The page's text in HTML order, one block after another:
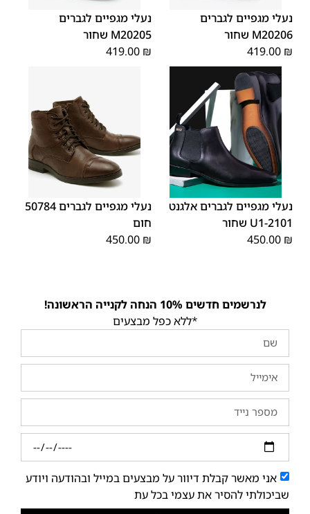
נעלי מגפיים לגברים
M20206 שחור
419.00 ₪
נעלי מגפיים לגברים
M20205 שחור
419.00 ₪
39
42
43
44
45
46
נעלי מגפיים לגברים אלגנט
2101-U1 שחור
450.00 ₪
41
42
43
44
45
נעלי מגפיים לגברים 50784
חום
450.00 ₪
לנרשמים חדשים 10% הנחה לקנייה הראשונה!
*ללא כפל מבצעים
אני מאשר קבלת דיוור על מבצעים במייל ובהודעה ויודע
שביכולתי להסיר את עצמי בכל עת